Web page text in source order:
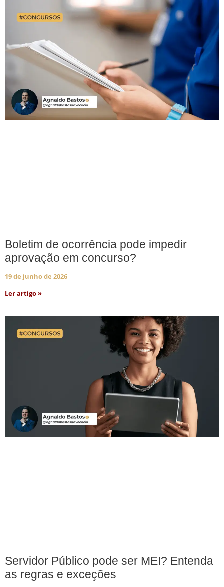
Boletim de ocorrência pode impedir
aprovação em concurso?
19 de junho de 2026
Ler artigo »
Servidor Público pode ser MEI? Entenda
as regras e exceções